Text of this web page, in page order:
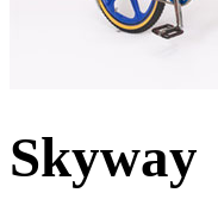
Skyway